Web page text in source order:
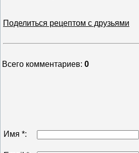
Поделиться рецептом с друзьями
Всего комментариев: 0
Имя *: